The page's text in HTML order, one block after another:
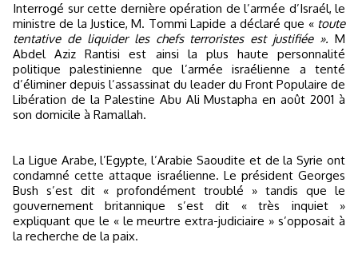
Interrogé sur cette dernière opération de l’armée d’Israél, le
ministre de la Justice, M. Tommi Lapide a déclaré que « toute
tentative de liquider les chefs terroristes est justifiée ». M
Abdel Aziz Rantisi est ainsi la plus haute personnalité
politique palestinienne que l’armée israélienne a tenté
d’éliminer depuis l’assassinat du leader du Front Populaire de
Libération de la Palestine Abu Ali Mustapha en août 2001 à
son domicile à Ramallah.
La Ligue Arabe, l’Egypte, l’Arabie Saoudite et de la Syrie ont
condamné cette attaque israélienne. Le président Georges
Bush s’est dit « profondément troublé » tandis que le
gouvernement britannique s’est dit « très inquiet »
expliquant que le « le meurtre extra-judiciaire » s’opposait à
la recherche de la paix.